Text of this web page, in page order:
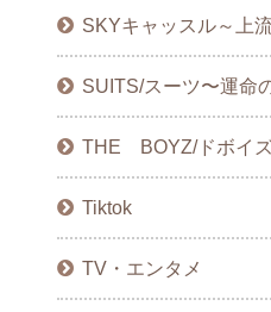
SKYキャッスル～上
SUITS/スーツ〜運命
THE BOYZ/ドボイ
Tiktok
TV・エンタメ